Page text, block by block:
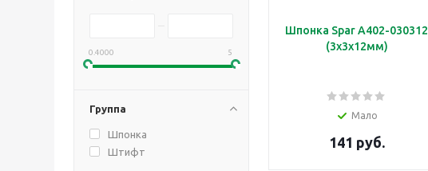
0.4000 5
Группа
Шпонка
Штифт
Шпонка Spar A402-030312
(3х3х12мм)
Мало
141 руб.